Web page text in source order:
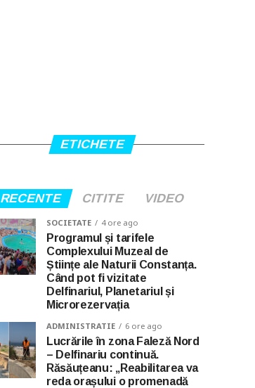
ETICHETE
RECENTE CITITE VIDEO
SOCIETATE 4 ore ago
Programul și tarifele
Complexului Muzeal de
Științe ale Naturii Constanța.
Când pot fi vizitate
Delfinariul, Planetariul și
Microrezervația
ADMINISTRATIE 6 ore ago
Lucrările în zona Faleză Nord
– Delfinariu continuă.
Răsăuțeanu: „Reabilitarea va
reda orașului o promenadă